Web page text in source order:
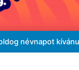
névnapot